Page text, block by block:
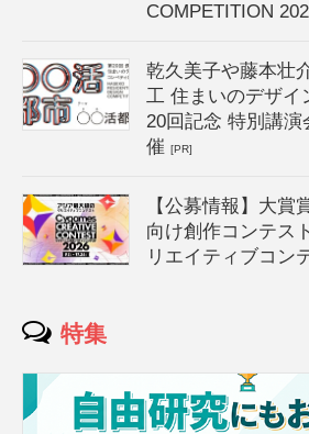
COMPETITION
乾久美子や藤本壮
工 住まいのデザイ
20回記念 特別講演
催[PR]
【公募情報】大賞
向け創作コンテス
リエイティブコン
特集